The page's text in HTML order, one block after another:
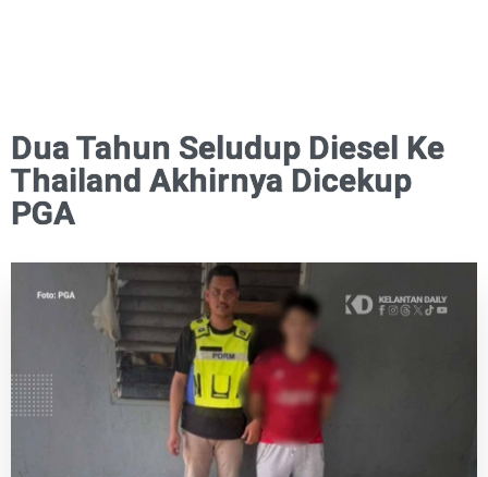
Dua Tahun Seludup Diesel Ke
Thailand Akhirnya Dicekup
PGA